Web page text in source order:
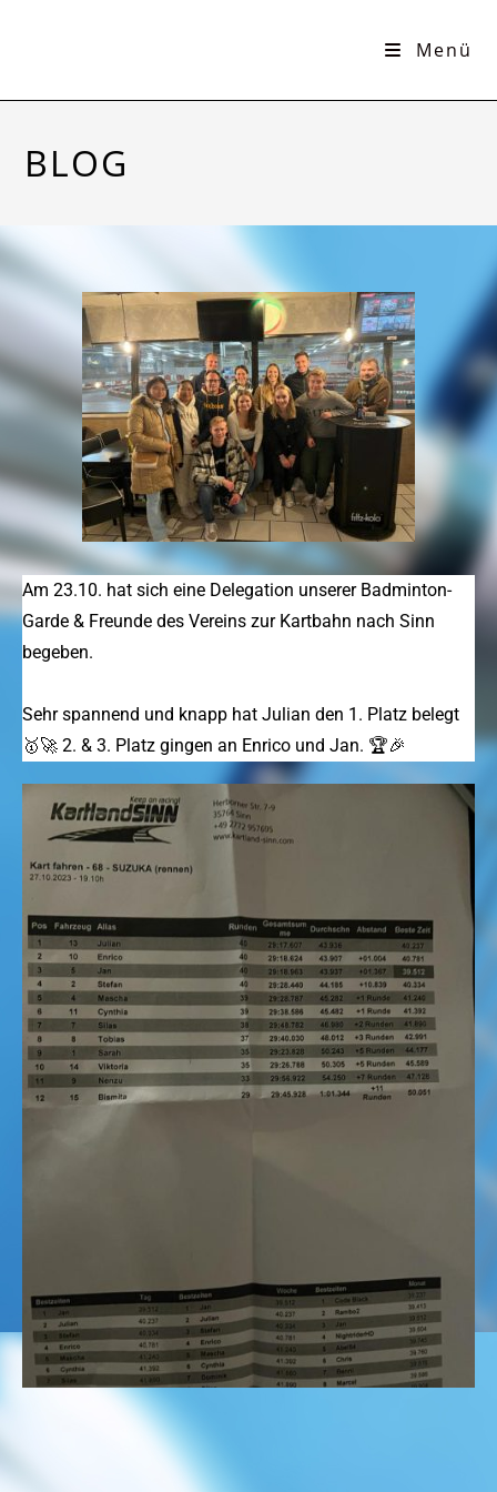
Menü
BLOG
Am 23.10. hat sich eine Delegation unserer Badminton-
Garde & Freunde des Vereins zur Kartbahn nach Sinn
begeben.
Sehr spannend und knapp hat Julian den 1. Platz belegt
🥇🚀 2. & 3. Platz gingen an Enrico und Jan. 🏆🎉